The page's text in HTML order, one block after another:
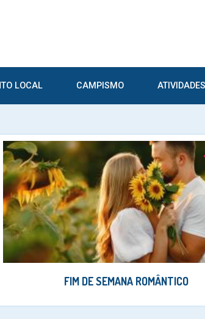
LOCAL CAMPISMO ATIVIDADES
FIM DE SEMANA ROMÂNTICO